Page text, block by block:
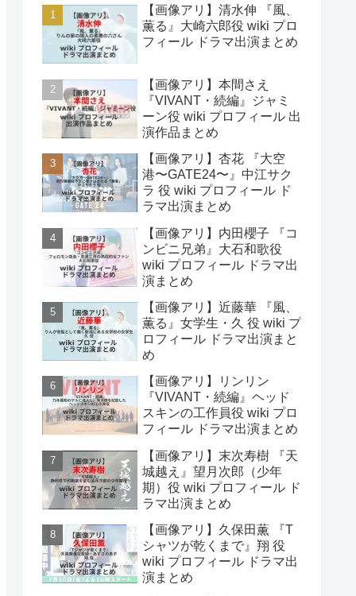
【画像アリ】清水伸 『風、
薫る』大崎六郎役 wiki プロ
フィール ドラマ出演まとめ
【画像アリ】本間さえ
『VIVANT・続編』ジャミ
ーン役 wiki プロフィール 出
演作品まとめ
【画像アリ】杏花 『大空
港〜GATE24〜』中江サク
ラ 役 wiki プロフィール ド
ラマ出演まとめ
【画像アリ】内田櫻子 『コ
ンビニ兄弟』大石和歌役
wiki プロフィール ドラマ出
演まとめ
【画像アリ】近藤華 『風、
薫る』女学生・久 役 wiki プ
ロフィール ドラマ出演まと
め
【画像アリ】リンリン
『VIVANT・続編』ヘッド
スキンの工作員役 wiki プロ
フィール ドラマ出演まとめ
【画像アリ】末次寿樹 『天
城越え』望月次郎（少年
期）役 wiki プロフィール ド
ラマ出演まとめ
【画像アリ】久保田薫 『T
シャツが乾くまで』翔 役
wiki プロフィール ドラマ出
演まとめ